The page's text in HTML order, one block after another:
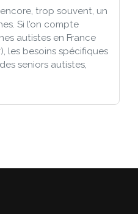
trop souvent, un
Si l’on compte
autistes en France
les besoins spécifiques
seniors autistes,